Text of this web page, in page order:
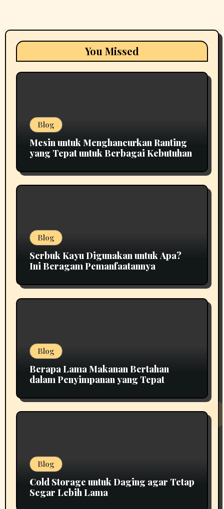
You Missed
Blog
Mesin untuk Menghancurkan Ranting
yang Tepat untuk Berbagai Kebutuhan
Blog
Serbuk Kayu Digunakan untuk Apa?
Ini Beragam Pemanfaatannya
Blog
Berapa Lama Makanan Bertahan
dalam Penyimpanan yang Tepat
Blog
Cold Storage untuk Daging agar Tetap
Segar Lebih Lama